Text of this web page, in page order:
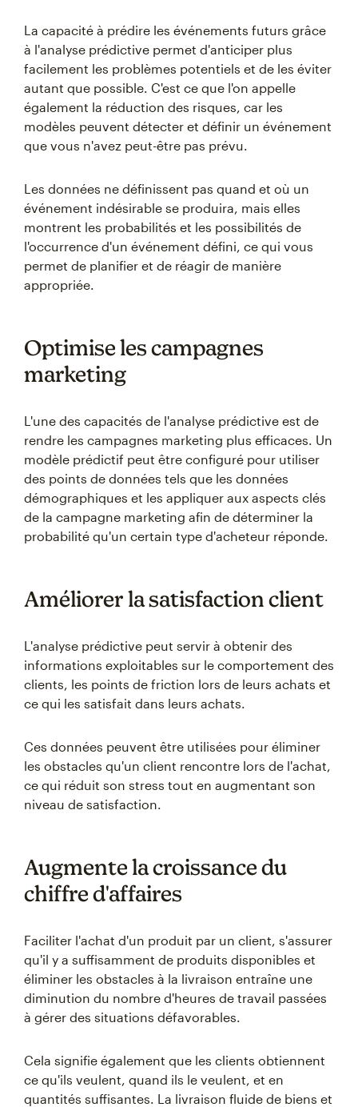
La capacité à prédire les événements futurs grâce
à l'analyse prédictive permet d'anticiper plus
facilement les problèmes potentiels et de les éviter
autant que possible. C'est ce que l'on appelle
également la réduction des risques, car les
modèles peuvent détecter et définir un événement
que vous n'avez peut-être pas prévu.
Les données ne définissent pas quand et où un
événement indésirable se produira, mais elles
montrent les probabilités et les possibilités de
l'occurrence d'un événement défini, ce qui vous
permet de planifier et de réagir de manière
appropriée.
Optimise les campagnes
marketing
L'une des capacités de l'analyse prédictive est de
rendre les campagnes marketing plus efficaces. Un
modèle prédictif peut être configuré pour utiliser
des points de données tels que les données
démographiques et les appliquer aux aspects clés
de la campagne marketing afin de déterminer la
probabilité qu'un certain type d'acheteur réponde.
Améliorer la satisfaction client
L'analyse prédictive peut servir à obtenir des
informations exploitables sur le comportement des
clients, les points de friction lors de leurs achats et
ce qui les satisfait dans leurs achats.
Ces données peuvent être utilisées pour éliminer
les obstacles qu'un client rencontre lors de l'achat,
ce qui réduit son stress tout en augmentant son
niveau de satisfaction.
Augmente la croissance du
chiffre d'affaires
Faciliter l'achat d'un produit par un client, s'assurer
qu'il y a suffisamment de produits disponibles et
éliminer les obstacles à la livraison entraîne une
diminution du nombre d'heures de travail passées
à gérer des situations défavorables.
Cela signifie également que les clients obtiennent
ce qu'ils veulent, quand ils le veulent, et en
quantités suffisantes. La livraison fluide de biens et